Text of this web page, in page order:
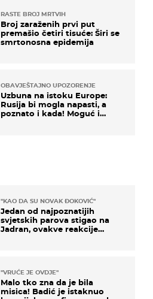
RASTE BROJ MRTVIH
Broj zaraženih prvi put
premašio četiri tisuće: Širi se
smrtonosna epidemija
OBAVJEŠTAJNO UPOZORENJE
Uzbuna na istoku Europe:
Rusija bi mogla napasti, a
poznato i kada! Moguć i
"KAO DA SU NOVAK ĐOKOVIĆ"
Jedan od najpoznatijih
svjetskih parova stigao na
Jadran, ovakve reakcije
"VRUĆE JE OVDJE"
Malo tko zna da je bila
misica! Badić je istaknuo